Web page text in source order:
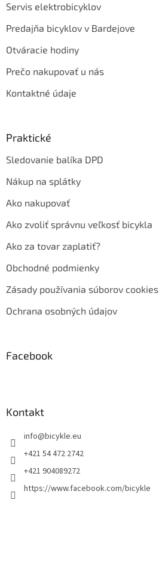
Servis elektrobicyklov
Predajňa bicyklov v Bardejove
Otváracie hodiny
Prečo nakupovať u nás
Kontaktné údaje
Praktické
Sledovanie balíka DPD
Nákup na splátky
Ako nakupovať
Ako zvoliť správnu veľkosť bicykla
Ako za tovar zaplatiť?
Obchodné podmienky
Zásady používania súborov cookies
Ochrana osobných údajov
Facebook
Kontakt
info@bicykle.eu
+421 54 472 2742
+421 904089272
https://www.facebook.com/bicykle